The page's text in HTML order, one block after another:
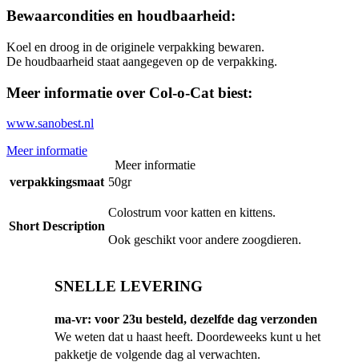
Bewaarcondities en houdbaarheid:
Koel en droog in de originele verpakking bewaren.
De houdbaarheid staat aangegeven op de verpakking.
Meer informatie over Col-o-Cat biest:
www.sanobest.nl
Meer informatie
Meer informatie
verpakkingsmaat 50gr
Short Description
Colostrum voor katten en kittens.
Ook geschikt voor andere zoogdieren.
SNELLE LEVERING
ma-vr: voor 23u besteld, dezelfde dag verzonden
We weten dat u haast heeft. Doordeweeks kunt u het
pakketje de volgende dag al verwachten.